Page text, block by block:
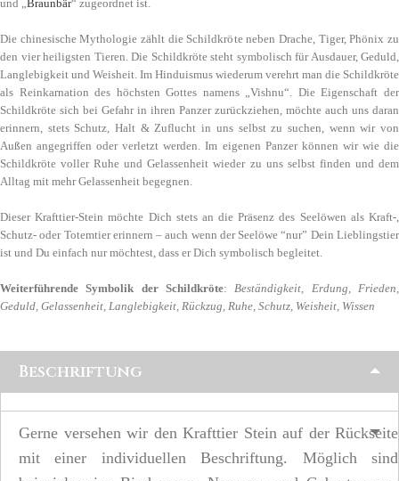
und „Braunbär“ zugeordnet ist.
Die chinesische Mythologie zählt die Schildkröte neben Drache, Tiger, Phönix zu
den vier heiligsten Tieren. Die Schildkröte steht symbolisch für Ausdauer, Geduld,
Langlebigkeit und Weisheit. Im Hinduismus wiederum verehrt man die Schildkröte
als Reinkarnation des höchsten Gottes namens „Vishnu“. Die Eigenschaft der
Schildkröte sich bei Gefahr in ihren Panzer zurückziehen, möchte auch uns daran
erinnern, stets Schutz, Halt & Zuflucht in uns selbst zu suchen, wenn wir von
Außen angegriffen oder verletzt werden. Im eigenen Panzer können wir wie die
Schildkröte voller Ruhe und Gelassenheit wieder zu uns selbst finden und dem
Alltag mit mehr Gelassenheit begegnen.
Dieser Krafttier-Stein möchte Dich stets an die Präsenz des Seelöwen als Kraft-,
Schutz- oder Totemtier erinnern – auch wenn der Seelöwe “nur” Dein Lieblingstier
ist und Du einfach nur möchtest, dass er Dich symbolisch begleitet.
Weiterführende Symbolik der Schildkröte: Beständigkeit, Erdung, Frieden,
Geduld, Gelassenheit, Langlebigkeit, Rückzug, Ruhe, Schutz, Weisheit, Wissen
Beschriftung
Gerne versehen wir den Krafttier Stein auf der Rückseite
mit einer individuellen Beschriftung. Möglich sind